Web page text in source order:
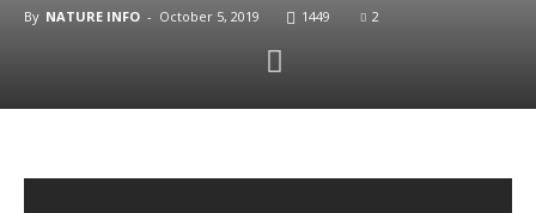
By NATURE INFO - October 5, 2019 1449 2